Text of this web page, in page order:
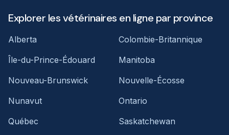
Explorer les vétérinaires en ligne par province
Alberta
Colombie-Britannique
Île-du-Prince-Édouard
Manitoba
Nouveau-Brunswick
Nouvelle-Écosse
Nunavut
Ontario
Québec
Saskatchewan